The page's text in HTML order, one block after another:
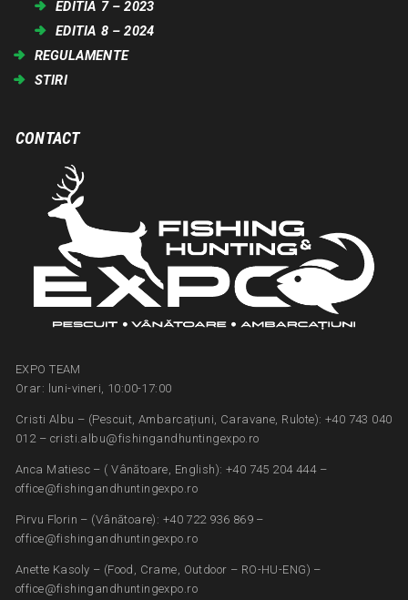
EDITIA 7 – 2023
EDITIA 8 – 2024
REGULAMENTE
STIRI
CONTACT
EXPO TEAM
Orar: luni-vineri, 10:00-17:00
Cristi Albu – (Pescuit, Ambarcațiuni, Caravane, Rulote): +40 743 040
012 – cristi.albu@fishingandhuntingexpo.ro
Anca Matiesc – ( Vânătoare, English): +40 745 204 444 –
office@fishingandhuntingexpo.ro
Pirvu Florin – (Vânătoare): +40 722 936 869 –
office@fishingandhuntingexpo.ro
Anette Kasoly – (Food, Crame, Outdoor – RO-HU-ENG) –
office@fishingandhuntingexpo.ro